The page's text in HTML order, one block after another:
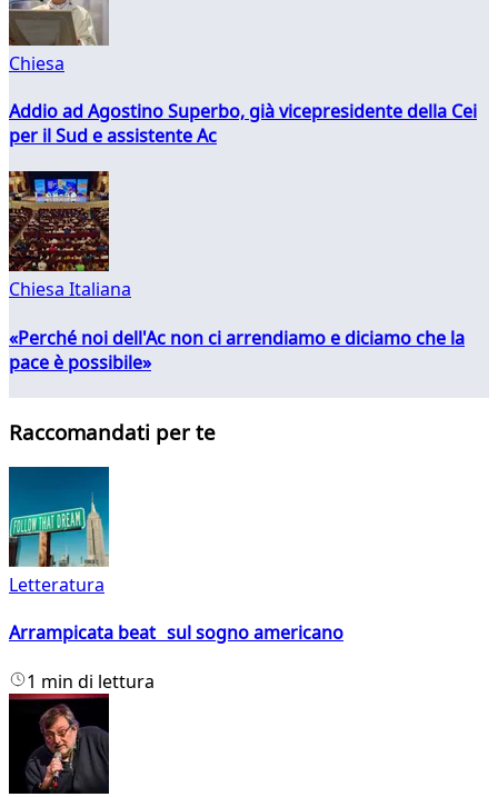
Chiesa
Addio ad Agostino Superbo, già vicepresidente della Cei
per il Sud e assistente Ac
Chiesa Italiana
«Perché noi dell'Ac non ci arrendiamo e diciamo che la
pace è possibile»
Raccomandati per te
Letteratura
Arrampicata beat sul sogno americano
1 min di lettura